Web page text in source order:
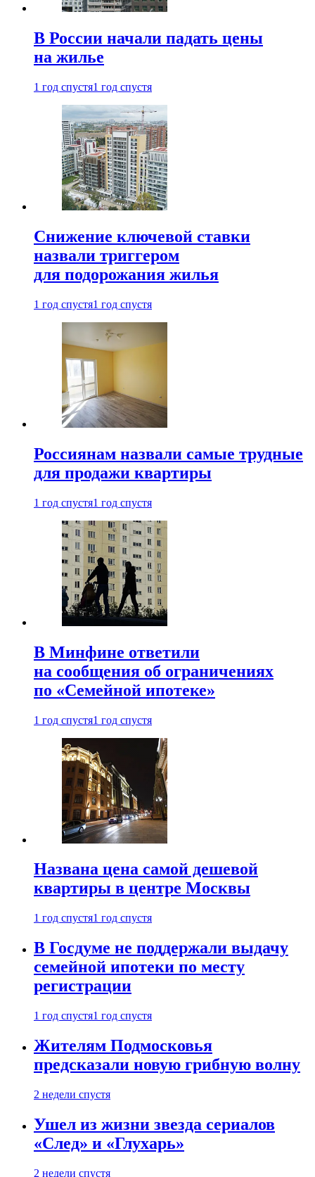
В России начали падать цены
на жилье
1 год спустя1 год спустя
Снижение ключевой ставки
назвали триггером
для подорожания жилья
1 год спустя1 год спустя
Россиянам назвали самые трудные
для продажи квартиры
1 год спустя1 год спустя
В Минфине ответили
на сообщения об ограничениях
по «Семейной ипотеке»
1 год спустя1 год спустя
Названа цена самой дешевой
квартиры в центре Москвы
1 год спустя1 год спустя
В Госдуме не поддержали выдачу
семейной ипотеки по месту
регистрации
1 год спустя1 год спустя
Жителям Подмосковья
предсказали новую грибную волну
2 недели спустя
Ушел из жизни звезда сериалов
«След» и «Глухарь»
2 недели спустя